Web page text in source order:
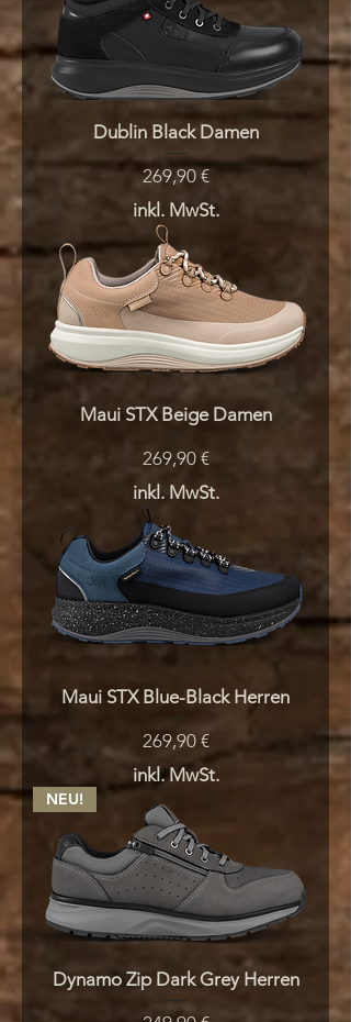
Dublin Black Damen
Preis
269,90 €
inkl. MwSt.
Maui STX Beige Damen
Preis
269,90 €
inkl. MwSt.
Maui STX Blue-Black Herren
Preis
269,90 €
inkl. MwSt.
NEU!
Dynamo Zip Dark Grey Herren